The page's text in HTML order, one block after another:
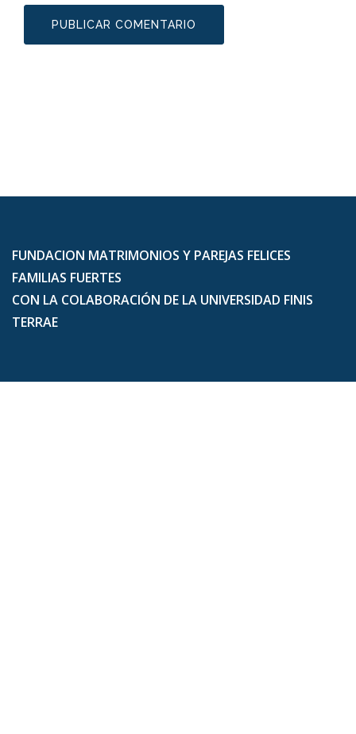
FUNDACION MATRIMONIOS Y PAREJAS FELICES
FAMILIAS FUERTES
CON LA COLABORACIÓN DE LA UNIVERSIDAD FINIS
TERRAE